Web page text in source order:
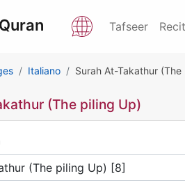
Tafseer
Italiano Surah At-Takathur (The
(The piling Up)